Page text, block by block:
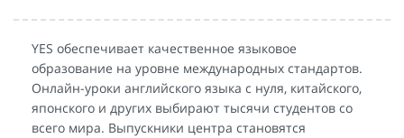
YES обеспечивает качественное языковое
образование на уровне международных стандартов.
Онлайн-уроки английского языка с нуля, китайского,
японского и других выбирают тысячи студентов со
всего мира. Выпускники центра становятся